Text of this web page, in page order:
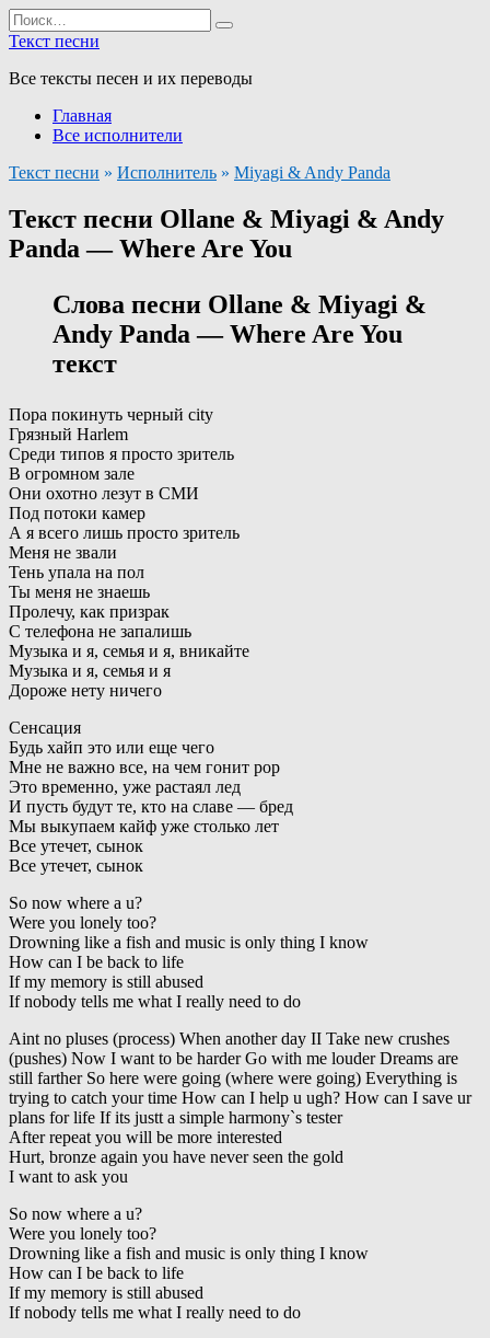
Перейти
к
Search
for:
Текст песни
Все тексты песен и их переводы
Главная
Все исполнители
Текст песни » Исполнитель » Miyagi & Andy Panda
Текст песни Ollane & Miyagi & Andy
Panda — Where Are You
Слова песни Ollane & Miyagi &
Andy Panda — Where Are You
текст
Пора покинуть черный city
Грязный Harlem
Среди типов я просто зритель
В огромном зале
Они охотно лезут в СМИ
Под потоки камер
А я всего лишь просто зритель
Меня не звали
Тень упала на пол
Ты меня не знаешь
Пролечу, как призрак
С телефона не запалишь
Музыка и я, семья и я, вникайте
Музыка и я, семья и я
Дороже нету ничего
Сенсация
Будь хайп это или еще чего
Мне не важно все, на чем гонит pop
Это временно, уже растаял лед
И пусть будут те, кто на славе — бред
Мы выкупаем кайф уже столько лет
Все утечет, сынок
Все утечет, сынок
So now where a u?
Were you lonely too?
Drowning like a fish and music is only thing I know
How can I be back to life
If my memory is still abused
If nobody tells me what I really need to do
Aint no pluses (process) When another day II Take new crushes
(pushes) Now I want to be harder Go with me louder Dreams are
still farther So here were going (where were going) Everything is
trying to catch your time How can I help u ugh? How can I save ur
plans for life If its justt a simple harmony`s tester
After repeat you will be more interested
Hurt, bronze again you have never seen the gold
I want to ask you
So now where a u?
Were you lonely too?
Drowning like a fish and music is only thing I know
How can I be back to life
If my memory is still abused
If nobody tells me what I really need to do